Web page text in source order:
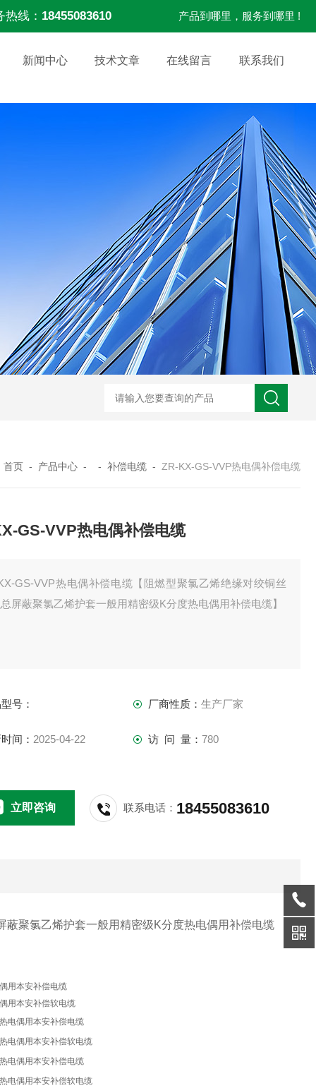
热线： 18455083610 产品到哪里，服务到哪里 !
新闻中心 技术文章 在线留言 联系我们
WRN-530直角弯头热电偶 WRNK-231D炉管刀刃热电
首页 - 产品中心 - - 补偿电缆 - ZR-KX-GS-VVP热电偶补偿电缆
GS-VVP热电偶补偿电缆
GS-VVP热电偶补偿电缆【阻燃型聚氯乙烯绝缘对绞铜丝
屏蔽聚氯乙烯护套一般用精密级K分度热电偶用补偿电缆】
号： 厂商性质： 生产厂家
间： 2025-04-22 访 问 量： 780
立即咨询 联系电话： 18455083610
蔽聚氯乙烯护套一般用精密级K分度热电偶用补偿电缆
用本安补偿电缆
用本安补偿软电缆
电偶用本安补偿电缆
电偶用本安补偿软电缆
电偶用本安补偿电缆
电偶用本安补偿软电缆